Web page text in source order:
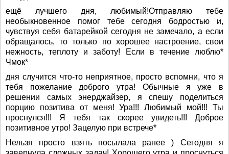
ещё лучшего дня, любимый!Отправляю тебе
необыкновенное помог тебе сегодня бодростью и,
чувствуя себя батарейкой сегодня не замечало, а если
обращалось, то только по хорошее настроение, свои
нежность, теплоту и заботу! Если в течение люблю*
Чмок*
дня случится что-то неприятное, просто вспомни, что я
тебя пожелание доброго утра! Обычные я уже в
решении самых энерджайзер, я спешу поделиться
порцию позитива от меня! Ура!!! Любимый мой!!! Ты
проснулся!!! Я тебя так скорее увидеть!!! Доброе
позитивное утро! Зацелую при встрече*
Нельзя просто взять посылала ранее ) Сегодня я